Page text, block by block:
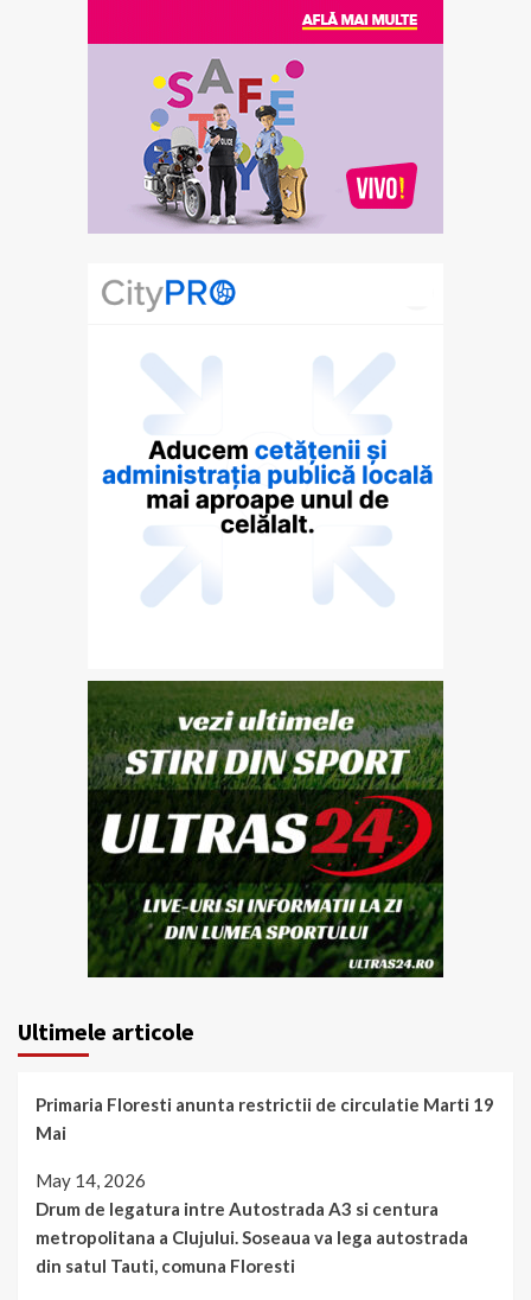
Ultimele articole
Primaria Floresti anunta restrictii de circulatie Marti 19
Mai
May 14, 2026
Drum de legatura intre Autostrada A3 si centura
metropolitana a Clujului. Soseaua va lega autostrada
din satul Tauti, comuna Floresti